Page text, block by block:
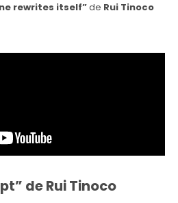
rewrites itself”de Rui Tinoco
de Rui Tinoco